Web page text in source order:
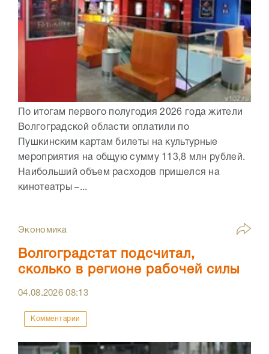
По итогам первого полугодия 2026 года жители
Волгоградской области оплатили по
Пушкинским картам билеты на культурные
мероприятия на общую сумму 113,8 млн рублей.
Наибольший объем расходов пришелся на
кинотеатры –...
Экономика
Волгоградстат подсчитал,
сколько в регионе рабочей силы
04.08.202608:13
Комментарии